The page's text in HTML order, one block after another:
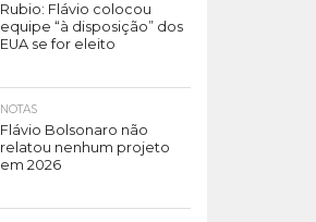
Rubio: Flávio colocou
equipe “à disposição” dos
EUA se for eleito
NOTAS
Flávio Bolsonaro não
relatou nenhum projeto
em 2026